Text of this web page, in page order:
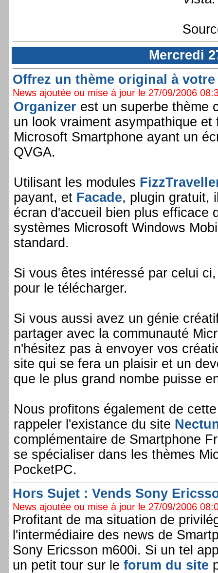
Mercredi
Offrez un thème original à
News ajoutée ou mise à jour le 27/09/2006
Organizer est un superbe thème
un look vraiment asympathique et
Microsoft Smartphone ayant un
QVGA.
Utilisant les modules
payant, et Facade, plugin gratuit,
écran d'accueil bien plus efficace
systèmes Microsoft Windows
standard.
Si vous êtes intéressé par celui
pour le télécharger.
Si vous aussi avez un génie
partager avec la communauté
n'hésitez pas à envoyer vos
site qui se fera un plaisir et un
que le plus grand nombe puisse
Nous profitons également de
rappeler l'existance du site
complémentaire de Smartphone
se spécialiser dans les thèmes
PocketPC.
Hors Sujet : Vends Sony
News ajoutée ou mise à jour le 27/09/2006
Profitant de ma situation de
l'intermédiaire des news de
Sony Ericsson m600i. Si un tel
un petit tour sur le forum du site